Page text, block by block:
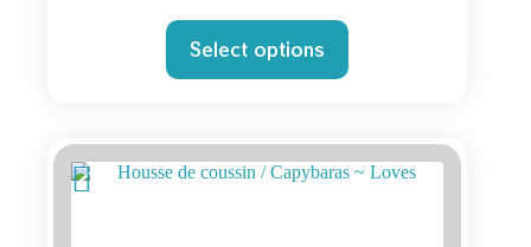
Select options